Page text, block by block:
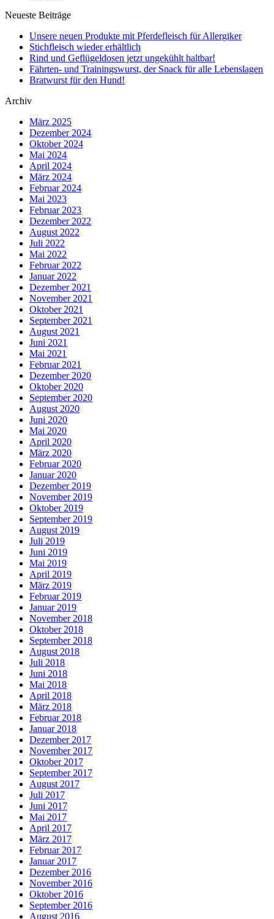
Neueste Beiträge
Unsere neuen Produkte mit Pferdefleisch für Allergiker
Stichfleisch wieder erhältlich
Rind und Geflügeldosen jetzt ungekühlt haltbar!
Fährten- und Trainingswurst, der Snack für alle Lebenslagen
Bratwurst für den Hund!
Archiv
März 2025
Dezember 2024
Oktober 2024
Mai 2024
April 2024
März 2024
Februar 2024
Mai 2023
Februar 2023
Dezember 2022
August 2022
Juli 2022
Mai 2022
Februar 2022
Januar 2022
Dezember 2021
November 2021
Oktober 2021
September 2021
August 2021
Juni 2021
Mai 2021
Februar 2021
Dezember 2020
Oktober 2020
September 2020
August 2020
Juni 2020
Mai 2020
April 2020
März 2020
Februar 2020
Januar 2020
Dezember 2019
November 2019
Oktober 2019
September 2019
August 2019
Juli 2019
Juni 2019
Mai 2019
April 2019
März 2019
Februar 2019
Januar 2019
November 2018
Oktober 2018
September 2018
August 2018
Juli 2018
Juni 2018
Mai 2018
April 2018
März 2018
Februar 2018
Januar 2018
Dezember 2017
November 2017
Oktober 2017
September 2017
August 2017
Juli 2017
Juni 2017
Mai 2017
April 2017
März 2017
Februar 2017
Januar 2017
Dezember 2016
November 2016
Oktober 2016
September 2016
August 2016